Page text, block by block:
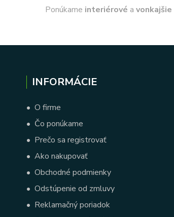
Ponúkame interiérové a vonkajšie
INFORMÁCIE
• O firme
• Čo ponúkame
• Prečo sa registrovať
• Ako nakupovať
• Obchodné podmienky
• Odstúpenie od zmluvy
• Reklamačný poriadok